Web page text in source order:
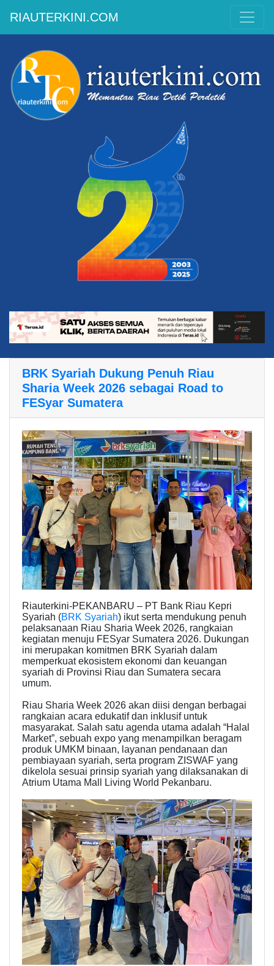
RIAUTERKINI.COM
BRK Syariah Dukung Penuh Riau
Sharia Week 2026 sebagai Road to
FESyar Sumatera
Riauterkini-PEKANBARU – PT Bank Riau Kepri
Syariah (BRK Syariah) ikut serta mendukung penuh
pelaksanaan Riau Sharia Week 2026, rangkaian
kegiatan menuju FESyar Sumatera 2026. Dukungan
ini merupakan komitmen BRK Syariah dalam
memperkuat ekosistem ekonomi dan keuangan
syariah di Provinsi Riau dan Sumatera secara
umum.
Riau Sharia Week 2026 akan diisi dengan berbagai
rangkaian acara edukatif dan inklusif untuk
masyarakat. Salah satu agenda utama adalah “Halal
Market”, sebuah expo yang menampilkan beragam
produk UMKM binaan, layanan pendanaan dan
pembiayaan syariah, serta program ZISWAF yang
dikelola sesuai prinsip syariah yang dilaksanakan di
Atrium Utama Mall Living World Pekanbaru.